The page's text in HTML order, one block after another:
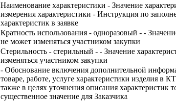
Наименование характеристики - Значение
измерения характеристики - Инструкция по
характеристик в заявке
Кратность использования - одноразовый - -
не может изменяться участником закупки
Стерильность - стерильный - - Значение
изменяться участником закупки
- Обоснование включения дополнительной
товаре, работе, услуге характеристики изделия в
также в целях уточнения описания характеристик
существенное значение для Заказчика